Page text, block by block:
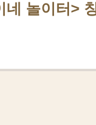
네 놀이터>